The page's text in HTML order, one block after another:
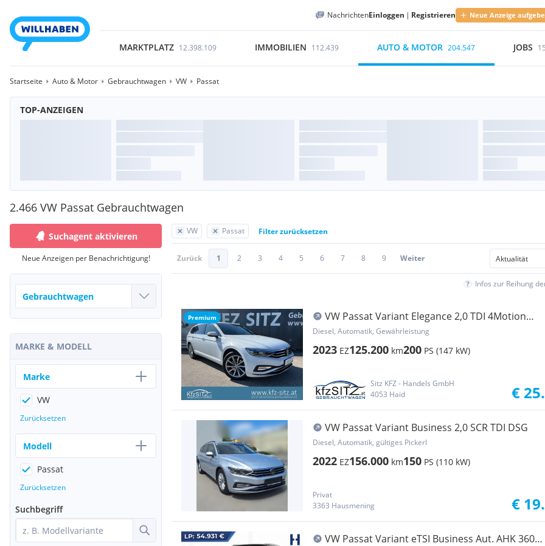
NachrichtenEinloggen | Registrieren Neue Anzeige
MARKTPLATZ 12.398.109 IMMOBILIEN 112.439 AUTO & MOTOR 204.547 JOBS
Startseite Auto & Motor Gebrauchtwagen VW Passat
TOP-ANZEIGEN
2.466 VW Passat Gebrauchtwagen
VW Passat Filter zurücksetzen
Zurück 1 2 3 4 5 6 7 8 9 Weiter
Infos zur Reihung
Premium
VW Passat Variant Elegance 2,0 TDI 4Motion
DSG AHK...
Diesel, Automatik, Gewährleistung
2023 EZ125.200 km200 PS (147 kW)
Sitz KFZ - Handels GmbH
4053 Haid
€
VW Passat Variant Business 2,0 SCR TDI DSG
Diesel, Automatik, gültiges Pickerl
2022 EZ156.000 km150 PS (110 kW)
Privat
3363 Hausmening
€
VW Passat Variant eTSI Business Aut. AHK 360°
Suchagent aktivieren
Neue Anzeigen per Benachrichtigung!
MARKE & MODELL
Marke
VW
Zurücksetzen
Modell
Passat
Zurücksetzen
Suchbegriff